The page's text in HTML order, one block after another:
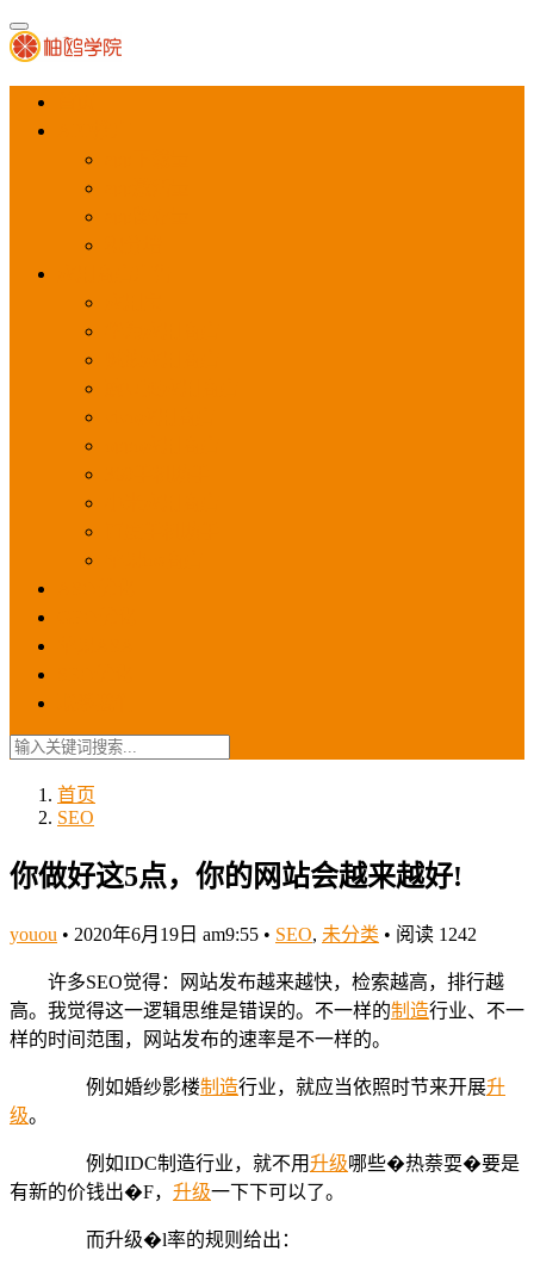
首页
SEO
你做好这5点，你的网站会越来越好!
youou • 2020年6月19日 am9:55 • SEO, 未分类 • 阅读 1242
许多SEO觉得：网站发布越来越快，检索越高，排行越
高。我觉得这一逻辑思维是错误的。不一样的制造行业、不一
样的时间范围，网站发布的速率是不一样的。
例如婚纱影楼制造行业，就应当依照时节来开展升
级。
例如IDC制造行业，就不用升级哪些�热萘耍�要是
有新的价钱出�F， 升级一下下可以了。
而升级�l率的规则给出：